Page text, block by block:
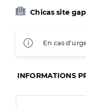
Chicas site
En cas
INFORMATIONS